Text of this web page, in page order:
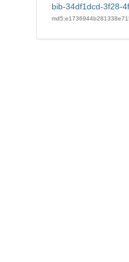
bib-34df1dcd-3f28-